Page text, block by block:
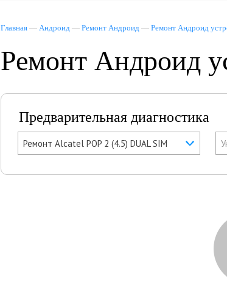
Главная — Андроид — Ремонт Андроид — Ремонт Андроид
Ремонт Андроид
Предварительная диагностика
Ремонт Alcatel POP 2 (4.5) DUAL SIM